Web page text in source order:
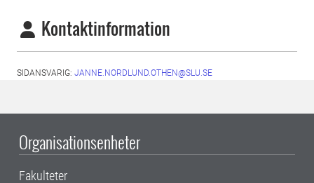
Kontaktinformation
SIDANSVARIG: JANNE.NORDLUND.OTHEN@SLU.SE
Organisationsenheter
Fakulteter